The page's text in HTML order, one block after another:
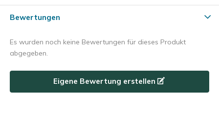
Bewertungen
Es wurden noch keine Bewertungen für dieses Produkt
abgegeben.
Eigene Bewertung erstellen